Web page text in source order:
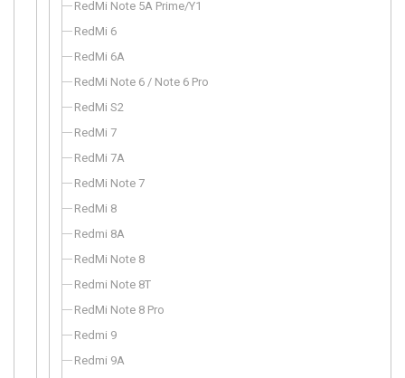
RedMi Note 5A Prime/Y1
RedMi 6
RedMi 6A
RedMi Note 6 / Note 6 Pro
RedMi S2
RedMi 7
RedMi 7A
RedMi Note 7
RedMi 8
Redmi 8A
RedMi Note 8
Redmi Note 8T
RedMi Note 8 Pro
Redmi 9
Redmi 9A